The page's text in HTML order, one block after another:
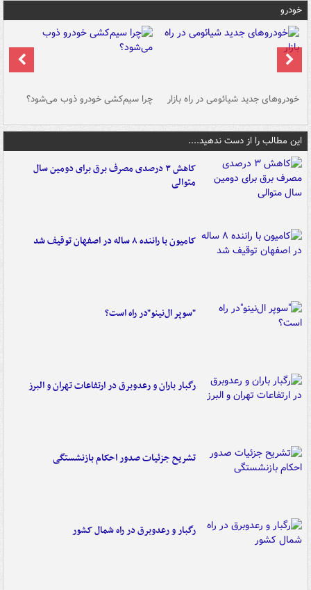
خودرو
خودروهای جدید شیائومی در راه بازار چرا سیم‌کشی خودرو ذوب می‌شود؟
این مطالب را از دست ندهید....
کاهش ۳ درصدی مصرف برق برای دومین سال
متوالی
کامیون با راننده ۸ ساله در اصفهان توقیف شد
"سوپر ال‌نینو"در راه است؟
رگبار باران و رعدوبرق در ارتفاعات تهران و البرز
تشریح جزئیات صدور احکام بازنشستگی
رگبار و رعدوبرق در راه شمال کشور